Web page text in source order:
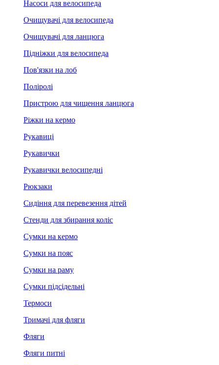
Насоси для велосипеда
Очищувачі для велосипеда
Очищувачі для ланцюга
Підніжки для велосипеда
Пов'язки на лоб
Поліролі
Пристрою для чищення ланцюга
Ріжки на кермо
Рукавиці
Рукавички
Рукавички велосипедні
Рюкзаки
Сидіння для перевезення дітей
Стенди для збирання коліс
Сумки на кермо
Сумки на пояс
Сумки на раму
Сумки підсідельні
Термоси
Тримачі для фляги
Фляги
Фляги питні